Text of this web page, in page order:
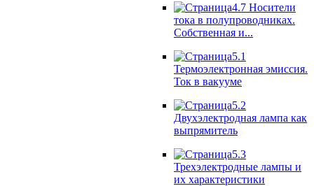
4.7 Носители
тока в полупроводниках.
Собственная и...
5.1
Термоэлектронная эмиссия.
Ток в вакууме
5.2
Двухэлектродная лампа как
выпрямитель
5.3
Трехэлектродные лампы и
их характеристики